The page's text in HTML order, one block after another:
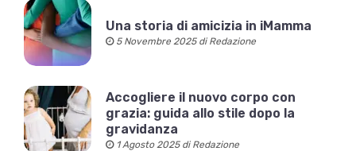
Una storia di amicizia in iMamma
5 Novembre 2025 di Redazione
Accogliere il nuovo corpo con
grazia: guida allo stile dopo la
gravidanza
1 Agosto 2025 di Redazione